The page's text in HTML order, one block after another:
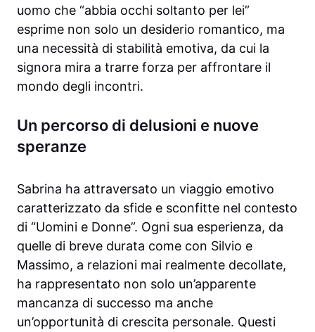
uomo che “abbia occhi soltanto per lei”
esprime non solo un desiderio romantico, ma
una necessità di stabilità emotiva, da cui la
signora mira a trarre forza per affrontare il
mondo degli incontri.
Un percorso di delusioni e nuove
speranze
Sabrina ha attraversato un viaggio emotivo
caratterizzato da sfide e sconfitte nel contesto
di “Uomini e Donne”. Ogni sua esperienza, da
quelle di breve durata come con Silvio e
Massimo, a relazioni mai realmente decollate,
ha rappresentato non solo un’apparente
mancanza di successo ma anche
un’opportunità di crescita personale. Questi